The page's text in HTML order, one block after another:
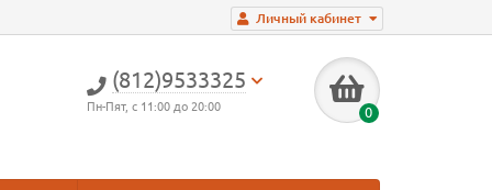
Личный кабинет
(812)9533325
Пн-Пят, с 11:00 до 20:00 0